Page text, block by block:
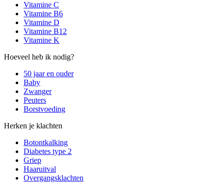
Vitamine C
Vitamine B6
Vitamine D
Vitamine B12
Vitamine K
Hoeveel heb ik nodig?
50 jaar en ouder
Baby
Zwanger
Peuters
Borstvoeding
Herken je klachten
Botontkalking
Diabetes type 2
Griep
Haaruitval
Overgangsklachten